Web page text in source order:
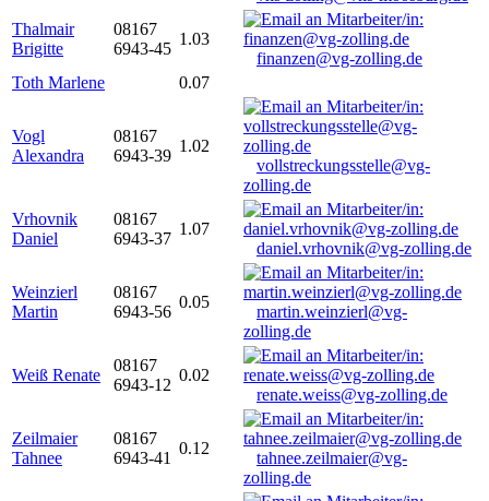
Thalmair
Brigitte
08167
6943-45
1.03
finanzen@vg-zolling.de
Toth Marlene
0.07
Vogl
Alexandra
08167
6943-39
1.02
vollstreckungsstelle@vg-
zolling.de
Vrhovnik
Daniel
08167
6943-37
1.07
daniel.vrhovnik@vg-zolling.de
Weinzierl
Martin
08167
6943-56
0.05
martin.weinzierl@vg-
zolling.de
Weiß Renate
08167
6943-12
0.02
renate.weiss@vg-zolling.de
Zeilmaier
Tahnee
08167
6943-41
0.12
tahnee.zeilmaier@vg-
zolling.de